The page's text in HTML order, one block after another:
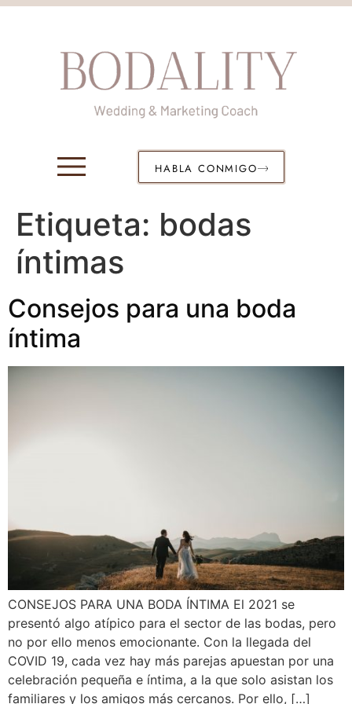
HABLA CONMIGO
Etiqueta: bodas
íntimas
Consejos para una boda
íntima
CONSEJOS PARA UNA BODA ÍNTIMA El 2021 se
presentó algo atípico para el sector de las bodas, pero
no por ello menos emocionante. Con la llegada del
COVID 19, cada vez hay más parejas apuestan por una
celebración pequeña e íntima, a la que solo asistan los
familiares y los amigos más cercanos. Por ello, […]